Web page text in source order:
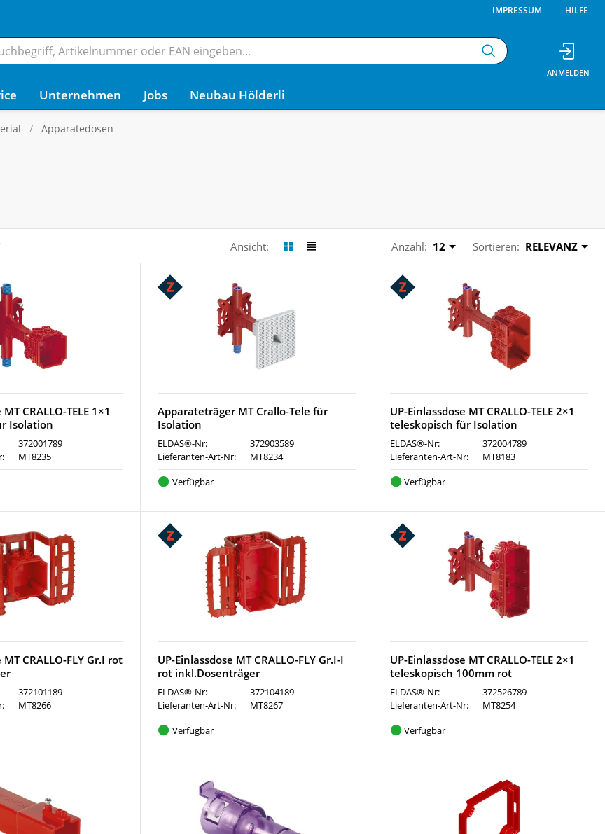
IMPRESSUM HILFE
Unternehmen Jobs Neubau Hölderli
Apparatedosen
Ansicht: Anzahl: 12 Sortieren: RELEVANZ
CRALLO-TELE 1×1
Isolation
372001789
MT8235
Apparateträger MT Crallo-Tele für
Isolation
ELDAS®-Nr:
372903589
Lieferanten-Art-Nr:
MT8234
Verfügbar
UP-Einlassdose MT CRALLO-TELE 2×1
teleskopisch für Isolation
ELDAS®-Nr:
372004789
Lieferanten-Art-Nr:
MT8183
Verfügbar
MT CRALLO-FLY Gr.I rot
372101189
MT8266
UP-Einlassdose MT CRALLO-FLY Gr.I-I
rot inkl.Dosenträger
ELDAS®-Nr:
372104189
Lieferanten-Art-Nr:
MT8267
Verfügbar
UP-Einlassdose MT CRALLO-TELE 2×1
teleskopisch 100mm rot
ELDAS®-Nr:
372526789
Lieferanten-Art-Nr:
MT8254
Verfügbar